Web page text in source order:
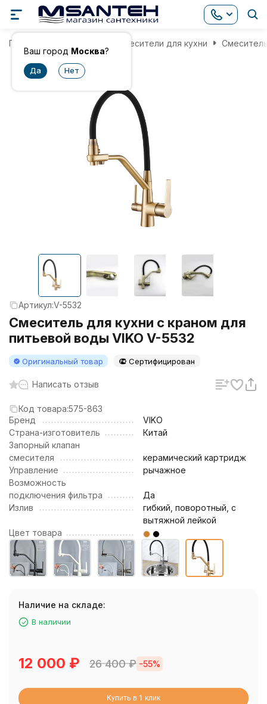
Ваш город Москва?
Главная Смесители для кухни
Артикул:V-5532
Смеситель для кухни с краном для
питьевой воды VIKO V-5532
Оригинальный товар Сертифицирован
Написать отзыв
Код товара:575-863
Бренд
VIKO
Страна-изготовитель
Китай
Запорный клапан
смесителя
керамический картридж
Управление
рычажное
Возможность
подключения фильтра
Да
Излив
гибкий, поворотный, с
вытяжной лейкой
Цвет товара
Наличие на складе:
В наличии
12 000 ₽ 26 400₽ -55%
Купить в 1 клик